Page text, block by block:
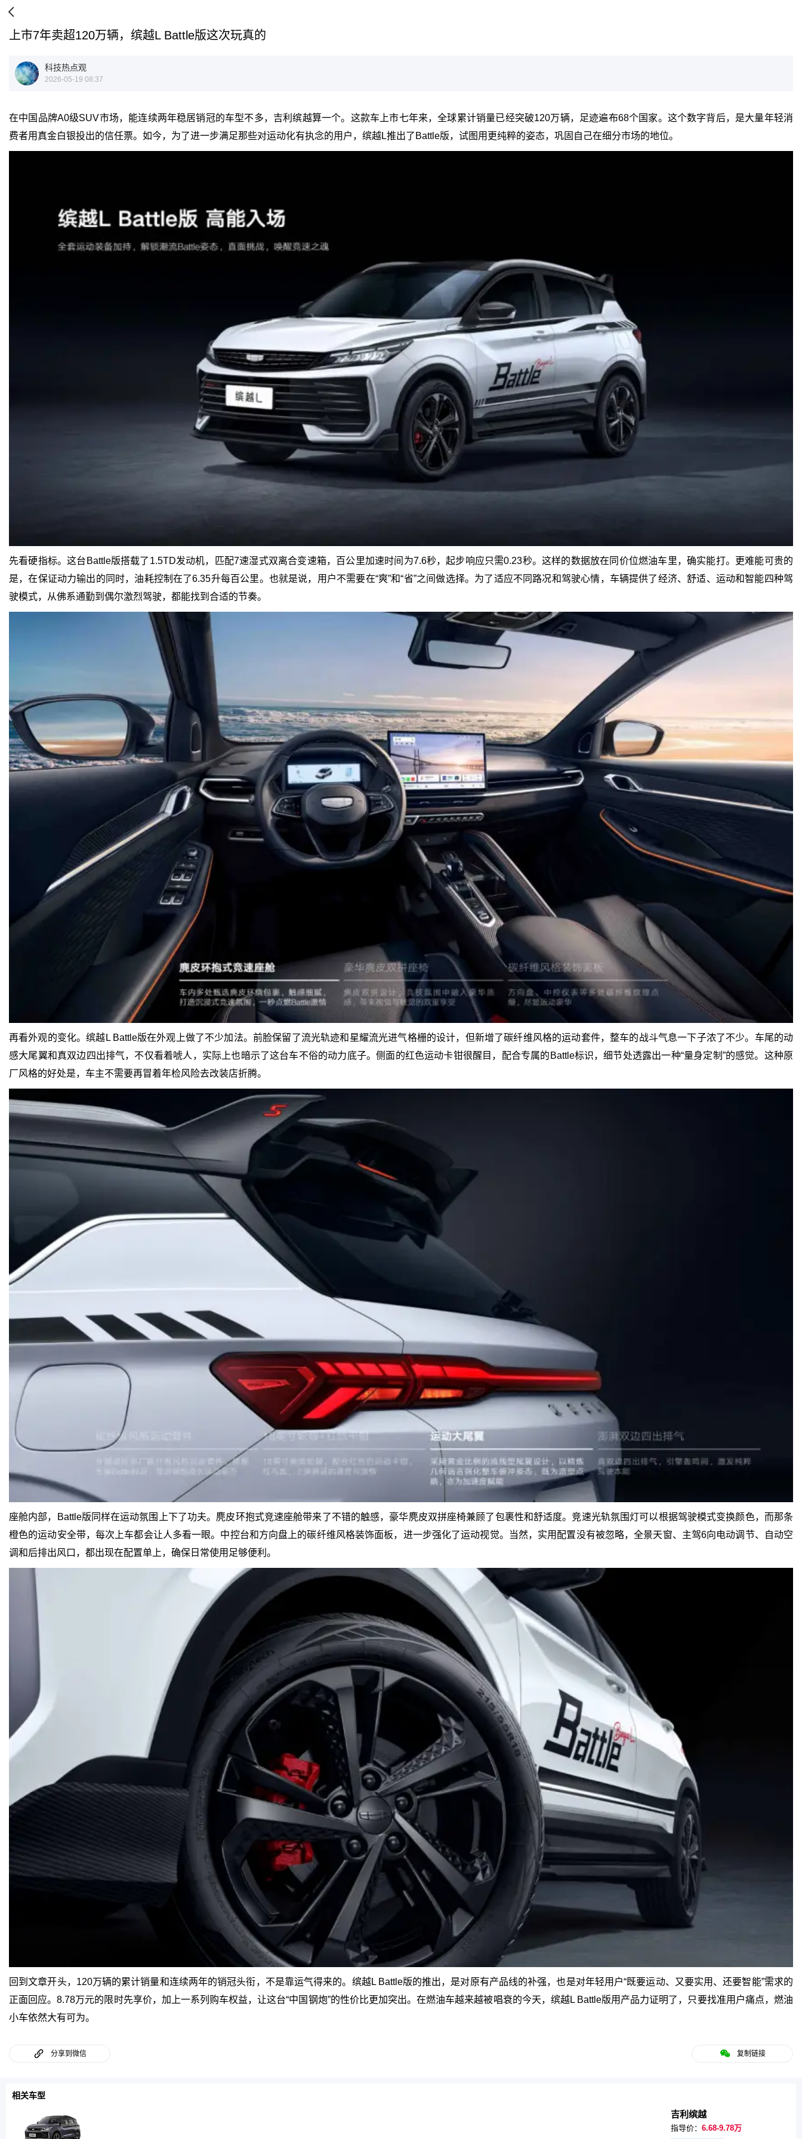
上市7年卖超120万辆，缤越L Battle版这次玩真的
科技热点观
2026-05-19 08:37
在中国品牌A0级SUV市场，能连续两年稳居销冠的车型不多，吉利缤越算一个。这款车上市七年来，全球累计销量已经突破120万辆，足迹遍布68个国家。这个数字背后，是大量年轻消
费者用真金白银投出的信任票。如今，为了进一步满足那些对运动化有执念的用户，缤越L推出了Battle版，试图用更纯粹的姿态，巩固自己在细分市场的地位。
先看硬指标。这台Battle版搭载了1.5TD发动机，匹配7速湿式双离合变速箱，百公里加速时间为7.6秒，起步响应只需0.23秒。这样的数据放在同价位燃油车里，确实能打。更难能可贵的
是，在保证动力输出的同时，油耗控制在了6.35升每百公里。也就是说，用户不需要在“爽”和“省”之间做选择。为了适应不同路况和驾驶心情，车辆提供了经济、舒适、运动和智能四种驾
驶模式，从佛系通勤到偶尔激烈驾驶，都能找到合适的节奏。
再看外观的变化。缤越L Battle版在外观上做了不少加法。前脸保留了流光轨迹和星耀流光进气格栅的设计，但新增了碳纤维风格的运动套件，整车的战斗气息一下子浓了不少。车尾的动
感大尾翼和真双边四出排气，不仅看着唬人，实际上也暗示了这台车不俗的动力底子。侧面的红色运动卡钳很醒目，配合专属的Battle标识，细节处透露出一种“量身定制”的感觉。这种原
厂风格的好处是，车主不需要再冒着年检风险去改装店折腾。
座舱内部，Battle版同样在运动氛围上下了功夫。麂皮环抱式竞速座舱带来了不错的触感，豪华麂皮双拼座椅兼顾了包裹性和舒适度。竞速光轨氛围灯可以根据驾驶模式变换颜色，而那条
橙色的运动安全带，每次上车都会让人多看一眼。中控台和方向盘上的碳纤维风格装饰面板，进一步强化了运动视觉。当然，实用配置没有被忽略，全景天窗、主驾6向电动调节、自动空
调和后排出风口，都出现在配置单上，确保日常使用足够便利。
回到文章开头，120万辆的累计销量和连续两年的销冠头衔，不是靠运气得来的。缤越L Battle版的推出，是对原有产品线的补强，也是对年轻用户“既要运动、又要实用、还要智能”需求的
正面回应。8.78万元的限时先享价，加上一系列购车权益，让这台“中国钢炮”的性价比更加突出。在燃油车越来越被唱衰的今天，缤越L Battle版用产品力证明了，只要找准用户痛点，燃油
小车依然大有可为。
分享到微信 复制链接
相关车型
吉利缤越
指导价： 6.68-9.78万